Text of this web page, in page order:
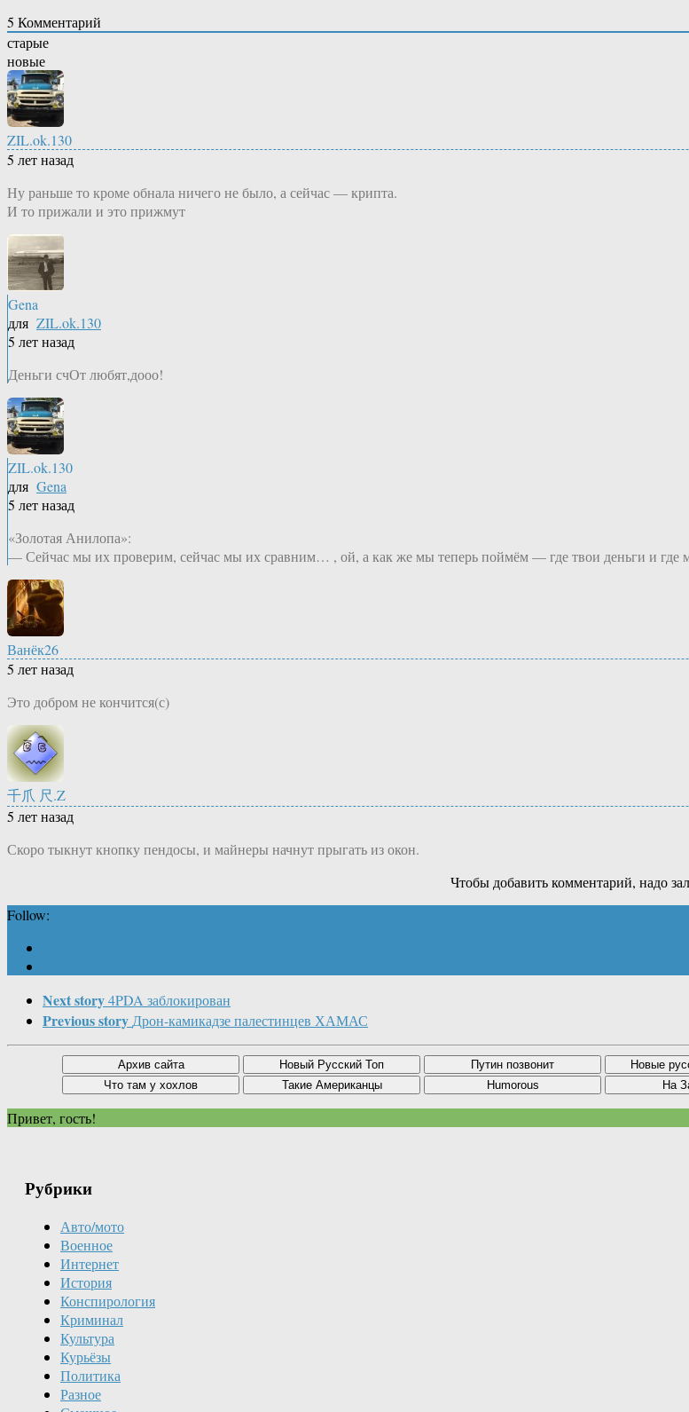
5 Комментарий
старые
новые
ZIL.ok.130
5 лет назад
Ну раньше то кроме обнала ничего не было, а сейчас — крипта.
И то прижали и это прижмут
Gena
для ZIL.ok.130
5 лет назад
Деньги счОт любят,дооо!
ZIL.ok.130
для Gena
5 лет назад
«Золотая Анилопа»:
— Сейчас мы их проверим, сейчас мы их сравним… , ой, а как же мы теперь поймём — где твои деньги и где
Ванёк26
5 лет назад
Это добром не кончится(с)
千爪 尺.Z
5 лет назад
Скоро тыкнут кнопку пендосы, и майнеры начнут прыгать из окон.
Чтобы добавить комментарий, надо
Follow:
Next story4PDA заблокирован
Previous storyДрон-камикадзе палестинцев ХАМАС
Привет, гость!
Рубрики
Авто/мото
Военное
Интернет
История
Конспирология
Криминал
Культура
Курьёзы
Политика
Разное